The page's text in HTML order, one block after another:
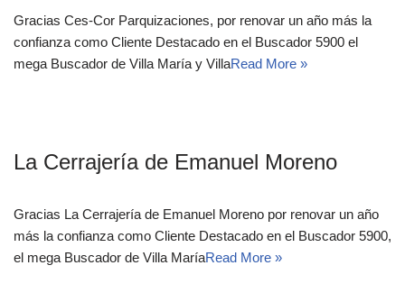
Gracias Ces-Cor Parquizaciones, por renovar un año más la
confianza como Cliente Destacado en el Buscador 5900 el
mega Buscador de Villa María y VillaRead More »
La Cerrajería de Emanuel Moreno
Gracias La Cerrajería de Emanuel Moreno por renovar un año
más la confianza como Cliente Destacado en el Buscador 5900,
el mega Buscador de Villa MaríaRead More »